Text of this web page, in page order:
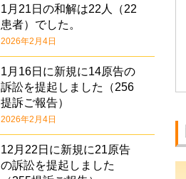
1月21日の和解は22人（22
患者）でした。
2026年2月4日
1月16日に新規に14原告の
訴訟を提起しました（256
提訴ご報告）
2026年2月4日
12月22日に新規に21原告
の訴訟を提起しました